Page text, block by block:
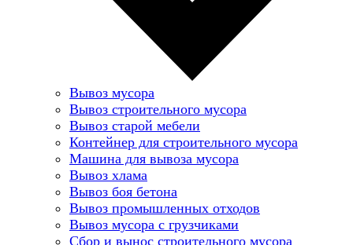
Вывоз мусора
Вывоз строительного мусора
Вывоз старой мебели
Контейнер для строительного мусора
Машина для вывоза мусора
Вывоз хлама
Вывоз боя бетона
Вывоз промышленных отходов
Вывоз мусора с грузчиками
Сбор и вынос строительного мусора